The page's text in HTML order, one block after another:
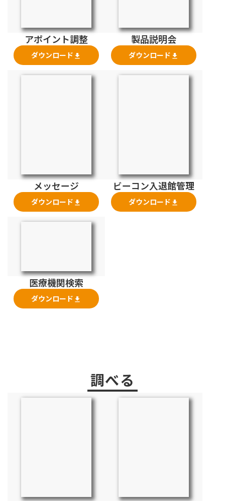
アポイント調整
ダウンロード file_download
製品説明会
ダウンロード file_download
メッセージ
ダウンロード file_download
ビーコン入退館管理
ダウンロード file_download
医療機関検索
ダウンロード file_download
調べる